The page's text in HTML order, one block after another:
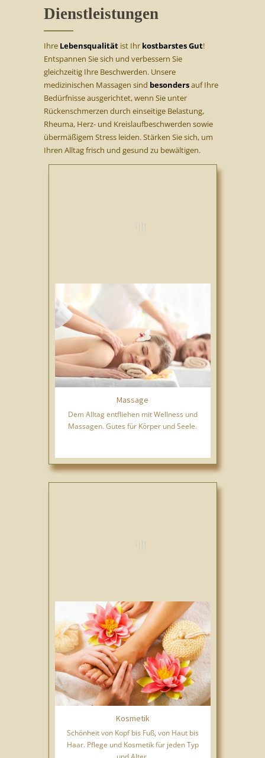
Dienstleistungen
Ihre Lebensqualität ist Ihr kostbarstes Gut!
Entspannen Sie sich und verbessern Sie
gleichzeitig Ihre Beschwerden. Unsere
medizinischen Massagen sind besondersauf Ihre
Bedürfnisse ausgerichtet, wenn Sie unter
Rückenschmerzen durch einseitige Belastung,
Rheuma, Herz- und Kreislaufbeschwerden sowie
übermäßigem Stress leiden. Stärken Sie sich, um
Ihren Alltag frisch und gesund zu bewältigen.
Massage
Dem Alltag entfliehen mit Wellness und
Massagen. Gutes für Körper und Seele.
Kosmetik
Schönheit von Kopf bis Fuß, von Haut bis
Haar. Pflege und Kosmetik für jeden Typ